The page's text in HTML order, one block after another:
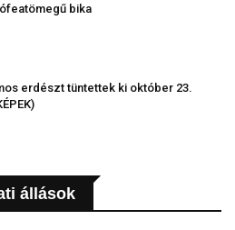
bika
erdészt tüntettek ki október 23.
állások